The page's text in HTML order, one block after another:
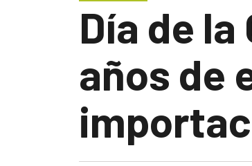
Día de
años de